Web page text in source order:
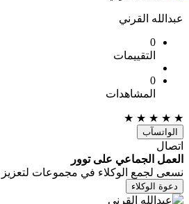
عبدالله القرني
0
التقييمات
0
المشاهدات
★
★
★
★
★
الواتسآب
اتصال
العمل الجماعي على توور
نسعى لجمع الوكلاء في مجموعات لتعزيز
دعوة الوكلاء